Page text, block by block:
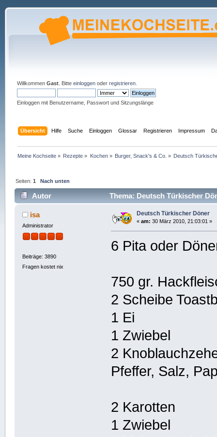
Willkommen Gast. Bitte einloggenoder registrieren.
Einloggen mit Benutzername, Passwort und Sitzungslänge
Übersicht Hilfe Suche Einloggen Glossar Registrieren Impressum
Meine Kochseite » Rezepte » Kochen» Burger, Snack's & Co. » Deutsch
Seiten:1 Nach unten
Autor Thema: Deutsch Türkischer
isa
Administrator
Beiträge: 3890
Fragen kostet nix
Deutsch Türkischer Döner
« am: 30 März 2010, 21:03:01 »
6 Pita oder
750 gr.
2 Scheibe
1 Ei
1 Zwiebel
2
Pfeffer, Salz,
2 Karotten
1 Zwiebel